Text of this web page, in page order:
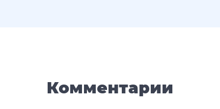
Комментарии